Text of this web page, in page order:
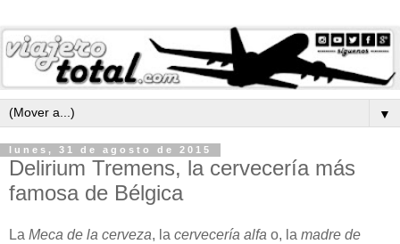
▼
lunes, 31 de agosto de 2015
Delirium Tremens, la cervecería más
famosa de Bélgica
La Meca de la cerveza, la cervecería alfa o, la madre de